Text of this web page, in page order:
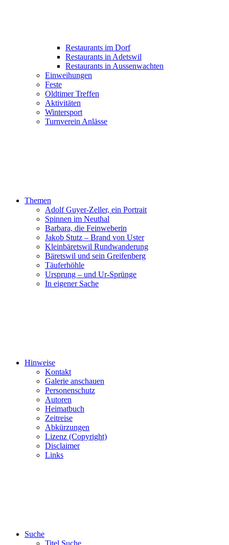
Restaurants im Dorf
Restaurants in Adetswil
Restaurants in Aussenwachten
Einweihungen
Feste
Oldtimer Treffen
Aktivitäten
Wintersport
Turnverein Anlässe
Themen
Adolf Guyer-Zeller, ein Portrait
Spinnen im Neuthal
Barbara, die Feinweberin
Jakob Stutz – Brand von Uster
Kleinbäretswil Rundwanderung
Bäretswil und sein Greifenberg
Täuferhöhle
Ursprung – und Ur-Sprünge
In eigener Sache
Hinweise
Kontakt
Galerie anschauen
Personenschutz
Autoren
Heimatbuch
Zeitreise
Abkürzungen
Lizenz (Copyright)
Disclaimer
Links
Suche
Titel Suche